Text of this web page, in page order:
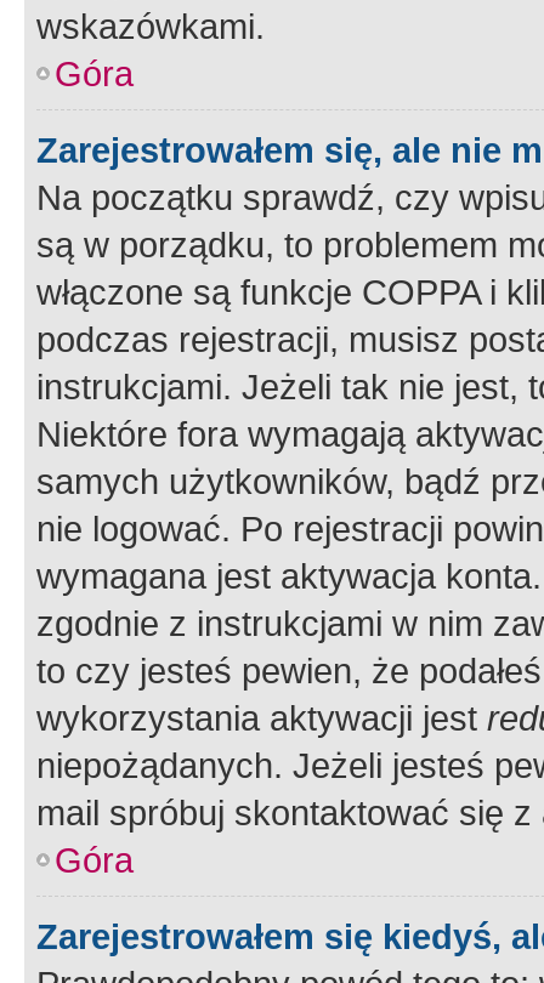
wskazówkami.
Góra
Zarejestrowałem się, ale nie
Na początku sprawdź, czy
są w porządku, to problemem
włączone są funkcje COPPA i
podczas rejestracji, musisz
instrukcjami. Jeżeli tak nie jest,
Niektóre fora wymagają
samych użytkowników, bądź
nie logować. Po rejestracji
wymagana jest aktywacja
zgodnie z instrukcjami w nim
to czy jesteś pewien, że
wykorzystania aktywacji jest
niepożądanych. Jeżeli jesteś
mail spróbuj skontaktować się
Góra
Zarejestrowałem się kiedyś,